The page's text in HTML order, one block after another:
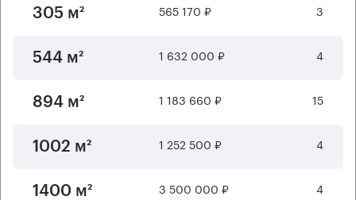
305 м² 565 170 ₽ 3
544 м² 1 632 000 ₽ 4
894 м² 1 183 660 ₽ 15
1002 м² 1 252 500 ₽ 4
1400 м² 3 500 000 ₽ 4